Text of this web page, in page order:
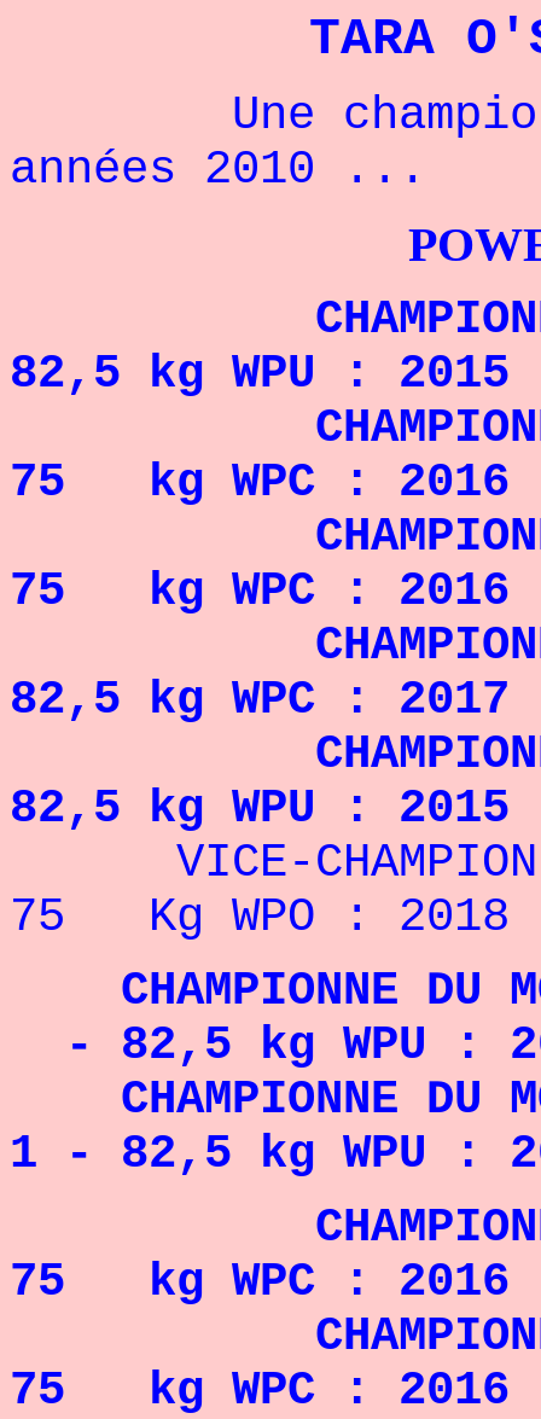
TARA
Une
années 2010 ...
CHAMPIONNE
82,5 kg WPU :
CHAMPIONNE
75 kg WPC : 2016
CHAMPIONNE
75 kg WPC : 2016
CHAMPIONNE
82,5 kg WPC :
CHAMPIONNE
82,5 kg WPU :
VICE-
75 Kg WPO : 2018
CHAMPIONNE DU
- 82,5 kg WPU :
CHAMPIONNE DU
1 - 82,5 kg WPU :
CHAMPIONNE
75 kg WPC : 2016
CHAMPIONNE
75 kg WPC : 2016